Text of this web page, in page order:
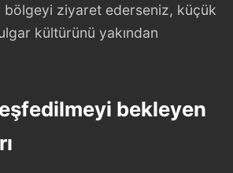
bölgeyi ziyaret ederseniz, küçük
kültürünü yakından
bekleyen